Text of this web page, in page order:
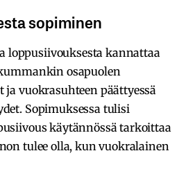
sopiminen
loppusiivouksesta kannattaa
osapuolen
ja vuokrasuhteen päättyessä
Sopimuksessa tulisi
käytännössä tarkoittaa
tulee olla, kun vuokralainen